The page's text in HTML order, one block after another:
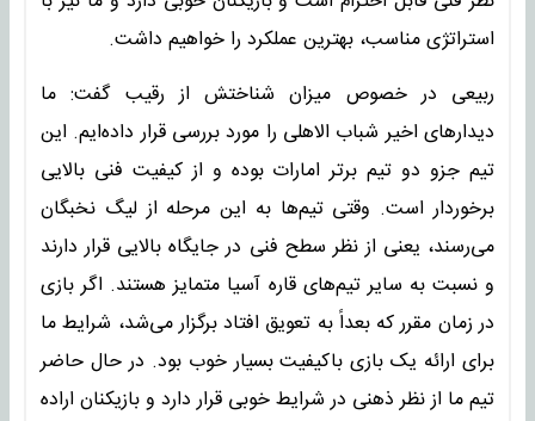
استراتژی مناسب، بهترین عملکرد را خواهیم داشت.
ربیعی در خصوص میزان شناختش از رقیب گفت: ما
دیدارهای اخیر شباب الاهلی را مورد بررسی قرار داده‌ایم. این
تیم جزو دو تیم برتر امارات بوده و از کیفیت فنی بالایی
برخوردار است. وقتی تیم‌ها به این مرحله از لیگ نخبگان
می‌رسند، یعنی از نظر سطح فنی در جایگاه بالایی قرار دارند
و نسبت به سایر تیم‌های قاره آسیا متمایز هستند. اگر بازی
در زمان مقرر که بعداً به تعویق افتاد برگزار می‌شد، شرایط ما
برای ارائه یک بازی باکیفیت بسیار خوب بود. در حال حاضر
تیم ما از نظر ذهنی در شرایط خوبی قرار دارد و بازیکنان اراده